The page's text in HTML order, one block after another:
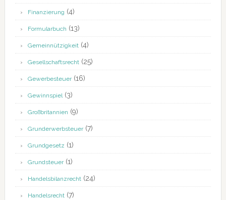
Finanzierung (4)
Formularbuch (13)
Gemeinnützigkeit(4)
Gesellschaftsrecht(25)
Gewerbesteuer(16)
Gewinnspiel(3)
Großbritannien (9)
Grunderwerbsteuer(7)
Grundgesetz (1)
Grundsteuer(1)
Handelsbilanzrecht(24)
Handelsrecht(7)